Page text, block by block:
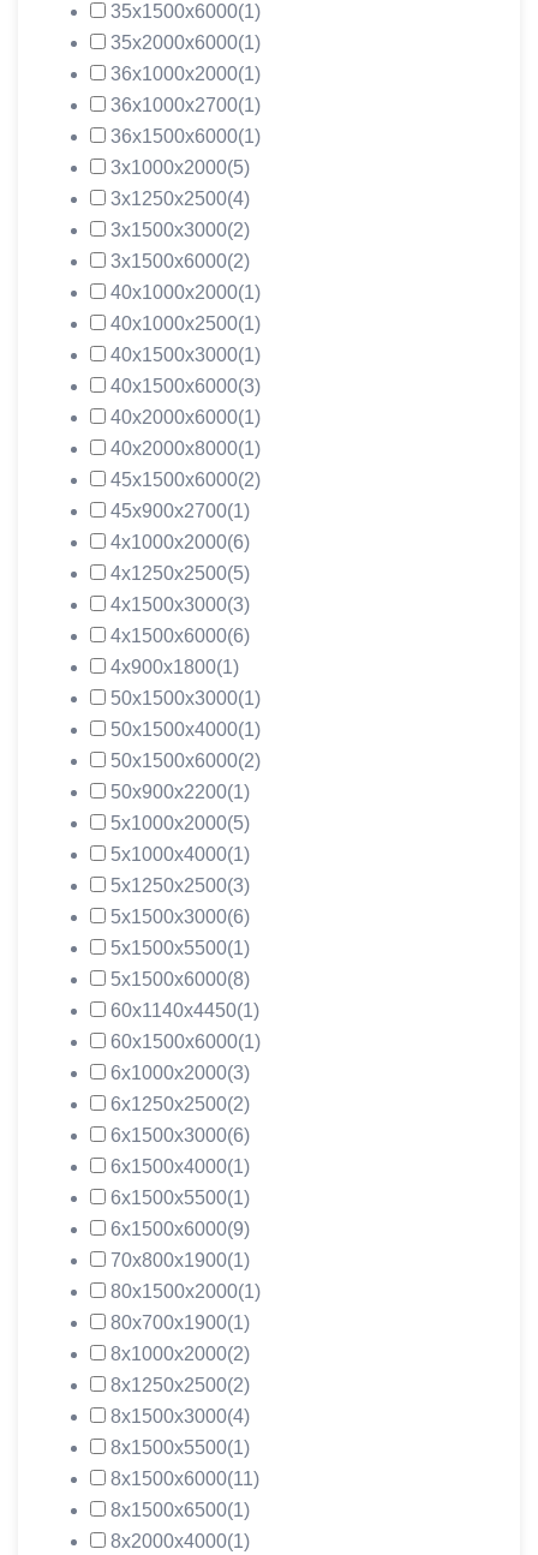
35х1500х6000(1)
35х2000х6000(1)
36х1000х2000(1)
36х1000х2700(1)
36х1500х6000(1)
3х1000х2000(5)
3х1250х2500(4)
3х1500х3000(2)
3х1500х6000(2)
40х1000х2000(1)
40х1000х2500(1)
40х1500х3000(1)
40х1500х6000(3)
40х2000х6000(1)
40х2000х8000(1)
45х1500х6000(2)
45х900х2700(1)
4х1000х2000(6)
4х1250х2500(5)
4х1500х3000(3)
4х1500х6000(6)
4х900х1800(1)
50х1500х3000(1)
50х1500х4000(1)
50х1500х6000(2)
50х900х2200(1)
5х1000х2000(5)
5х1000х4000(1)
5х1250х2500(3)
5х1500х3000(6)
5х1500х5500(1)
5х1500х6000(8)
60х1140х4450(1)
60х1500х6000(1)
6х1000х2000(3)
6х1250х2500(2)
6х1500х3000(6)
6х1500х4000(1)
6х1500х5500(1)
6х1500х6000(9)
70х800х1900(1)
80х1500х2000(1)
80х700х1900(1)
8х1000х2000(2)
8х1250х2500(2)
8х1500х3000(4)
8х1500х5500(1)
8х1500х6000(11)
8х1500х6500(1)
8х2000х4000(1)